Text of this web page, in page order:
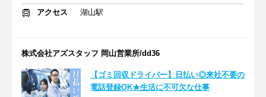
アクセス
湖山駅
株式会社アズスタッフ 岡山営業所/dd36
【ゴミ回収ドライバー】日払い◎来社不要の
電話登録OK★生活に不可欠な仕事